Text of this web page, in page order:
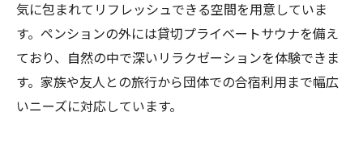
気に包まれてリフレッシュできる空間を用意していま
す。ペンションの外には貸切プライベートサウナを備え
ており、自然の中で深いリラクゼーションを体験できま
す。家族や友人との旅行から団体での合宿利用まで幅広
いニーズに対応しています。